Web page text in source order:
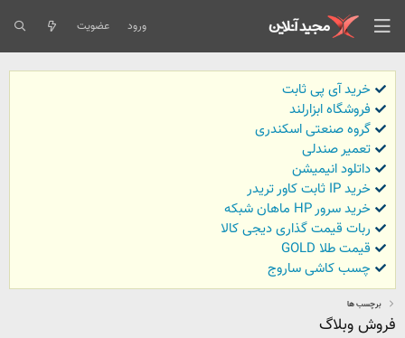
ورود عضویت
خرید آی پی ثابت
فروشگاه ابزارلند
گروه صنعتی اسکندری
تعمیر صندلی
داتلود انیمیشن
خرید IP ثابت کاور تریدر
خرید سرور HP ماهان شبکه
ربات قیمت گذاری دیجی کالا
قیمت طلا GOLD
چسب کاشی ساروج
برچسب ها
فروش وبلاگ